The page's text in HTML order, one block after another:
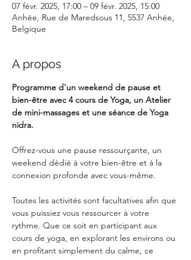
07 févr. 2025, 17:00 – 09 févr. 2025, 15:00
Anhée, Rue de Maredsous 11, 5537 Anhée,
Belgique
A propos
Programme d'un weekend de pause et
bien-être avec 4 cours de Yoga, un Atelier
de mini-massages et une séance de Yoga
nidra.
Offrez-vous une pause ressourçante, un
weekend dédié à votre bien-être et à la
connexion profonde avec vous-même.
Toutes les activités sont facultatives afin que
vous puissiez vous ressourcer à votre
rythme. Que ce soit en participant aux
cours de yoga, en explorant les environs ou
en profitant simplement du calme, ce